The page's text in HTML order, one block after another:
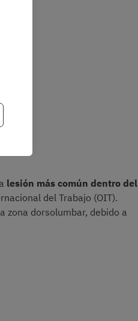
lesión más común dentro del
del Trabajo (OIT).
zona dorsolumbar, debido a